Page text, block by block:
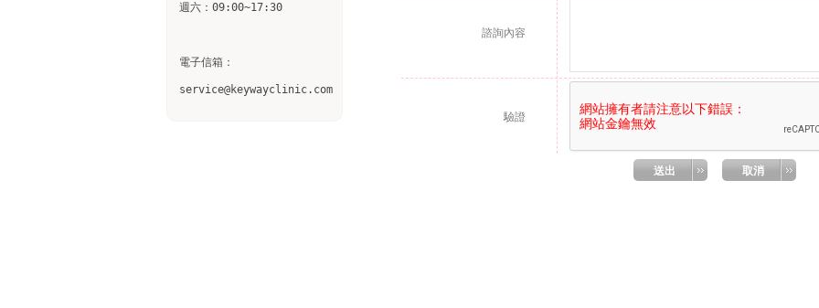
週六：09:00~17:30
電子信箱：
service@keywayclinic.com